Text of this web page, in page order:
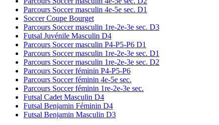
Parcours Soccer masculin 4e-5e sec. D1
Soccer Coupe Bourget
Parcours Soccer masculin 1re-2e-3e sec. D3
Futsal Juvénile Masculin D4
Parcours Soccer masculin P4-P5-P6 D1
Parcours Soccer masculin 1re-2e-3e sec. D1
Parcours Soccer masculin 1re-2e-3e sec. D2
Parcours Soccer féminin P4-P5-P6
Parcours Soccer féminin 4e-5e sec.
Parcours Soccer féminin 1re-2e-3e sec.
Futsal Cadet Masculin D4
Futsal Benjamin Féminin D4
Futsal Benjamin Masculin D3